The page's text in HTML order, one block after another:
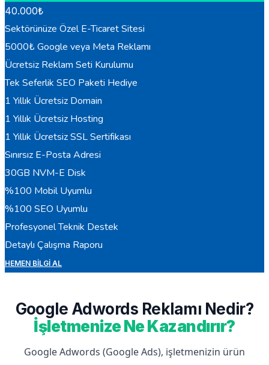
40.000₺
Sektörünüze Özel E-Ticaret Sitesi
5000₺ Google veya Meta Reklamı
Ücretsiz Reklam Seti Kurulumu
Tek Seferlik SEO Paketi Hediye
1 Yıllık Ücretsiz Domain
1 Yıllık Ücretsiz Hosting
1 Yıllık Ücretsiz SSL Sertifikası
Sınırsız E-Posta Adresi
30GB NVM-E Disk
%100 Mobil Uyumlu
%100 SEO Uyumlu
Profesyonel Teknik Destek
Detaylı Çalışma Raporu
HEMEN BILGI AL
Google Adwords Reklamı Nedir?
İşletmenize Ne Kazandırır?
Google Adwords (Google Ads), işletmenizin ürün